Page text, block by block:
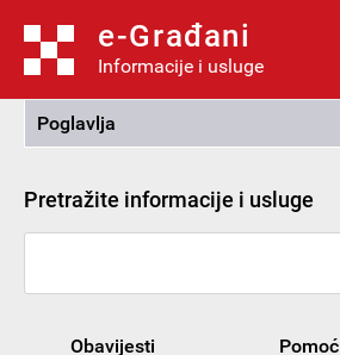
e-Građani
Informacije i usluge
Poglavlja
Pretražite informacije i usluge
Obavijesti Pomoć